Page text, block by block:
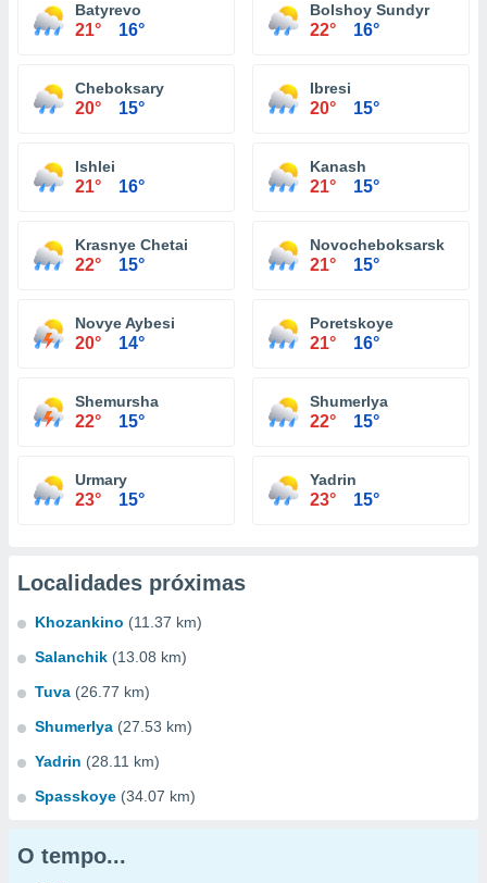
Batyrevo
21° 16°
Bolshoy Sundyr
22° 16°
Cheboksary
20° 15°
Ibresi
20° 15°
Ishlei
21° 16°
Kanash
21° 15°
Krasnye Chetai
22° 15°
Novocheboksarsk
21° 15°
Novye Aybesi
20° 14°
Poretskoye
21° 16°
Shemursha
22° 15°
Shumerlya
22° 15°
Urmary
23° 15°
Yadrin
23° 15°
Localidades próximas
Khozankino (11.37 km)
Salanchik (13.08 km)
Tuva (26.77 km)
Shumerlya (27.53 km)
Yadrin (28.11 km)
Spasskoye (34.07 km)
O tempo...